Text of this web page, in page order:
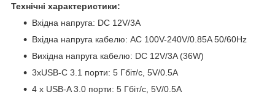
Технічні характеристики:
Вхідна напруга: DC 12V/3A
Вхідна напруга кабелю: AC 100V-240V/0.85A 50/60Hz
Вихідна напруга кабелю: DC 12V/3A (36W)
3xUSB-C 3.1 порти: 5 Гбіт/с, 5V/0.5A
4 x USB-A 3.0 порти: 5 Гбіт/с, 5V/0.5A